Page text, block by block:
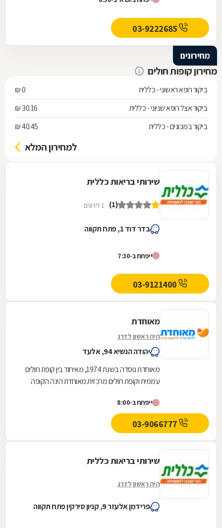
מחירונים
מחירון קופות חולים
ביקור רופא ראשוני - כללית
0 ₪
ביקור אצל רופא שניוני - כללית
30.16 ₪
ביקור במכונים - כללית
40.45 ₪
למחירון המלא
שירותי בריאות כללית
(1) 1 דירוגים
בדר דוד 1, פתח תקווה
ייפתח ב-7:30
03-9121400
מאוחדת
היה ראשון לדרג
יהודה הנשיא 94, אלעד
מאוחדת נוסדה בשנת 1974, מאיחוד בין קופת חולים
עממית וקופת חולים מרכזית.מאוחדת הינה הקופה
מעגל...
ייפתח ב-8:00
03-9066777
שירותי בריאות כללית
היה ראשון לדרג
פרידמן אלעזר 9, קניון סירקין פתח תקווה